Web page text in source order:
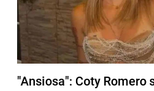
"Ansiosa": Coty Romero